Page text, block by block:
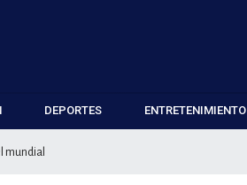
DEPORTES ENTRETENIMIENTO
mundial